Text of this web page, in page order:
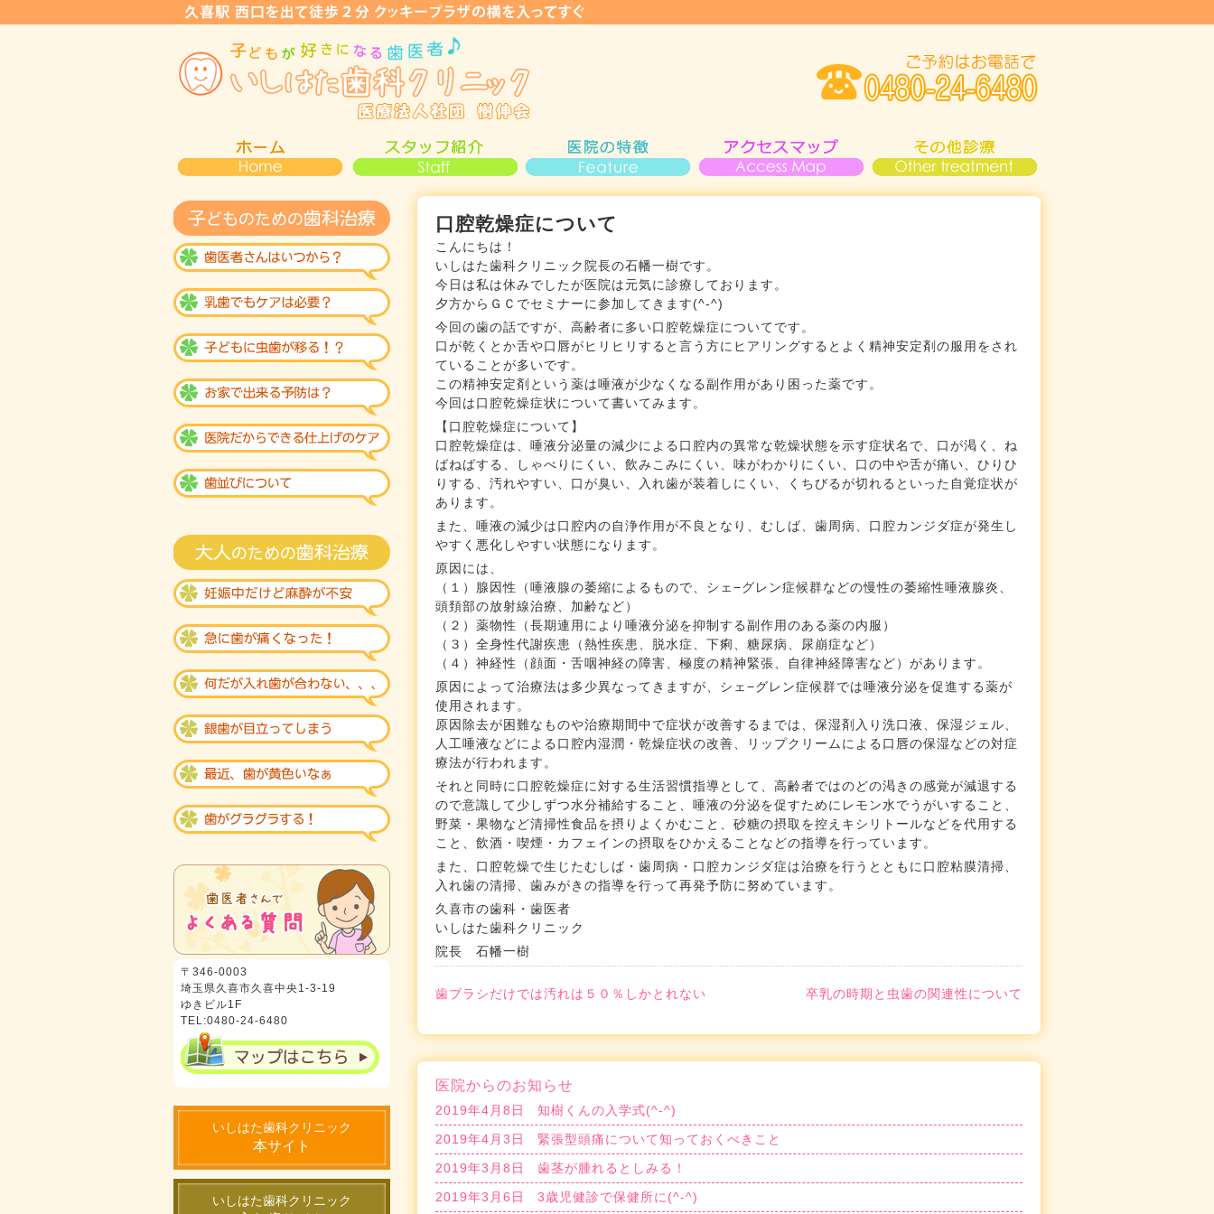
口腔乾燥症について
こんにちは！
いしはた歯科クリニック院長の石幡一樹です。
今日は私は休みでしたが医院は元気に診療しております。
夕方からＧＣでセミナーに参加してきます(^-^)
今回の歯の話ですが、高齢者に多い口腔乾燥症についてです。
口が乾くとか舌や口唇がヒリヒリすると言う方にヒアリングするとよく精神安定剤の服用をされ
ていることが多いです。
この精神安定剤という薬は唾液が少なくなる副作用があり困った薬です。
今回は口腔乾燥症状について書いてみます。
【口腔乾燥症について】
口腔乾燥症は、唾液分泌量の減少による口腔内の異常な乾燥状態を示す症状名で、口が渇く、ね
ばねばする、しゃべりにくい、飲みこみにくい、味がわかりにくい、口の中や舌が痛い、ひりひ
りする、汚れやすい、口が臭い、入れ歯が装着しにくい、くちびるが切れるといった自覚症状が
あります。
また、唾液の減少は口腔内の自浄作用が不良となり、むしば、歯周病、口腔カンジダ症が発生し
やすく悪化しやすい状態になります。
原因には、
（１）腺因性（唾液腺の萎縮によるもので、シェ−グレン症候群などの慢性の萎縮性唾液腺炎、
頭頚部の放射線治療、加齢など）
（２）薬物性（長期連用により唾液分泌を抑制する副作用のある薬の内服）
（３）全身性代謝疾患（熱性疾患、脱水症、下痢、糖尿病、尿崩症など）
（４）神経性（顔面・舌咽神経の障害、極度の精神緊張、自律神経障害など）があります。
原因によって治療法は多少異なってきますが、シェ−グレン症候群では唾液分泌を促進する薬が
使用されます。
原因除去が困難なものや治療期間中で症状が改善するまでは、保湿剤入り洗口液、保湿ジェル、
人工唾液などによる口腔内湿潤・乾燥症状の改善、リップクリームによる口唇の保湿などの対症
療法が行われます。
それと同時に口腔乾燥症に対する生活習慣指導として、高齢者ではのどの渇きの感覚が減退する
ので意識して少しずつ水分補給すること、唾液の分泌を促すためにレモン水でうがいすること、
野菜・果物など清掃性食品を摂りよくかむこと、砂糖の摂取を控えキシリトールなどを代用する
こと、飲酒・喫煙・カフェインの摂取をひかえることなどの指導を行っています。
また、口腔乾燥で生じたむしば・歯周病・口腔カンジダ症は治療を行うとともに口腔粘膜清掃、
入れ歯の清掃、歯みがきの指導を行って再発予防に努めています。
久喜市の歯科・歯医者
いしはた歯科クリニック
院長 石幡一樹
歯ブラシだけでは汚れは５０％しかとれない 卒乳の時期と虫歯の関連性について
医院からのお知らせ
2019年4月8日
知樹くんの入学式(^-^)
2019年4月3日
緊張型頭痛について知っておくべきこと
2019年3月8日
歯茎が腫れるとしみる！
2019年3月6日
3歳児健診で保健所に(^-^)
〒346-0003
埼玉県久喜市久喜中央1-3-19
ゆきビル1F
TEL:0480-24-6480
いしはた歯科クリニック
本サイト
いしはた歯科クリニック